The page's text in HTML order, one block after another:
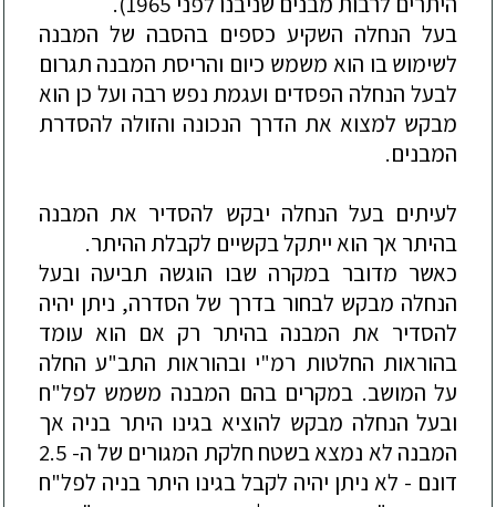
בעל הנחלה השקיע כספיםבהסבה של המבנה
לשימושבו הוא משמש כיום והריסת המבנה תגרום
לבעל הנחלה הפסדים ועגמת נפש רבה ועל כן הוא
מבקש למצוא את הדרך הנכונה והזולה להסדרת
המבנים.
לעיתים בעל הנחלה יבקש להסדיר את המבנה
בהיתר אך הואייתקלבקשיים לקבלת ההיתר.
כאשר מדובר במקרה שבו הוגשה תביעה ובעל
הנחלה מבקש לבחור בדרך של הסדרה, ניתן יהיה
להסדיר את המבנה בהיתר רק אם הוא עומד
בהוראות החלטות רמ"י ובהוראות התב"ע החלה
על המושב. במקריםבהם המבנה משמש לפל"ח
ובעל הנחלה מבקש להוציא בגינו היתר בניה אך
המבנה לא נמצאבשטח חלקת המגורים של ה- 2.5
דונם - לא ניתן יהיה לקבלבגינו היתרבניה לפל"ח